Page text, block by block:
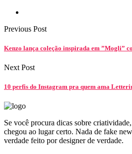
Previous Post
Kenzo lança coleção inspirada em ”Mogli”
Next Post
10 perfis do Instagram pra quem ama
Se você procura dicas sobre
chegou ao lugar certo. Nada de fake
verdade feito por designer de verdade.